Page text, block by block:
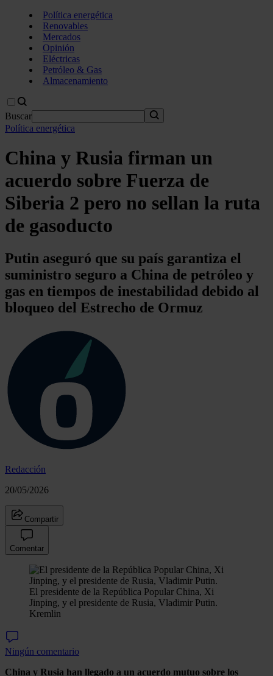
Política energética
Renovables
Mercados
Opinión
Eléctricas
Petróleo & Gas
Almacenamiento
Buscar
Política energética
China y Rusia firman un
acuerdo sobre Fuerza de
Siberia 2 pero no sellan la ruta
de gasoducto
Putin aseguró que su país garantiza el
suministro seguro a China de petróleo y
gas en tiempos de inestabilidad debido al
bloqueo del Estrecho de Ormuz
Redacción
20/05/2026
Compartir
Comentar
El presidente de la República Popular China, Xi
Jinping, y el presidente de Rusia, Vladimir Putin.
Kremlin
Ningún comentario
China y Rusia han llegado a un acuerdo mutuo sobre los